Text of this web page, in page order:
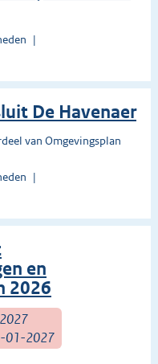
De Havenaer
van Omgevingsplan
en
2026
01-2027